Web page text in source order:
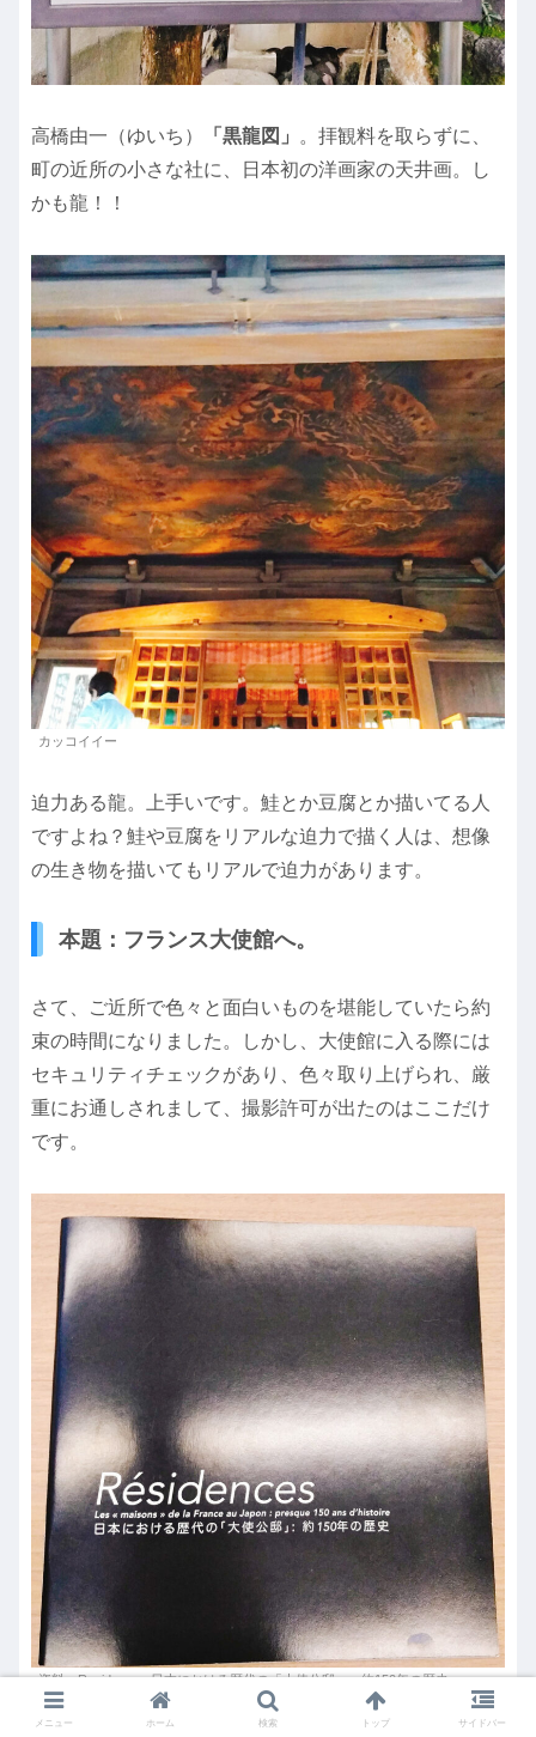
高橋由一（ゆいち） 「黒龍図」
。拝観料を取らずに、
町の近所の小さな社に、日本初の洋画家の天井画。し
かも龍！！
カッコイイー
迫力ある龍。上手いです。鮭とか豆腐とか描いてる人
ですよね？鮭や豆腐をリアルな迫力で描く人は、想像
の生き物を描いてもリアルで迫力があります。
本題：フランス大使館へ。
さて、ご近所で色々と面白いものを堪能していたら約
束の時間になりました。しかし、大使館に入る際には
セキュリティチェックがあり、色々取り上げられ、厳
重にお通しされまして、撮影許可が出たのはここだけ
です。
資料：Residences 日本における歴代の「大使公邸」：約150年の歴史
メニュー ホーム 検索 トップ サイドバー